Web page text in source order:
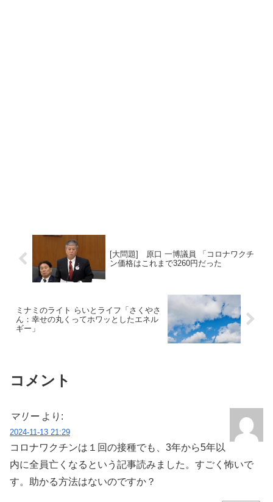
[大問題] 原口 一博議員 「コロナワクチ
ン価格はこれまで3260円だった
ミナミのライト らいとライフ「さくやさ
ん：幸せの丸くってホワッとしたエネル
ギー」
コメント
マリー より:
2024-11-13 21:29
コロナワクチンは１回の接種でも、3年から5年以
内に全員亡くなるという記事読みました。すごく怖いで
す。助かる方法はないのですか？